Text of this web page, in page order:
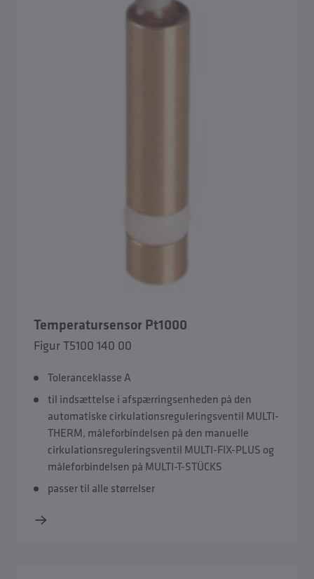
Tilbehør regulerings- og målearmaturer
Tilbehør hygiejnesystem KHS
Indmurings- og afspærrings-WZ-tilbehør
Tilbehør frostsikre udendørsarmaturer
Temperatursensor Pt1000
Figur T5100 140 00
Toleranceklasse A
til indsættelse i afspærringsenheden på den
automatiske cirkulationsreguleringsventil MULTI-
THERM, måleforbindelsen på den manuelle
cirkulationsreguleringsventil MULTI-FIX-PLUS og
måleforbindelsen på MULTI-T-STÜCKS
passer til alle størrelser